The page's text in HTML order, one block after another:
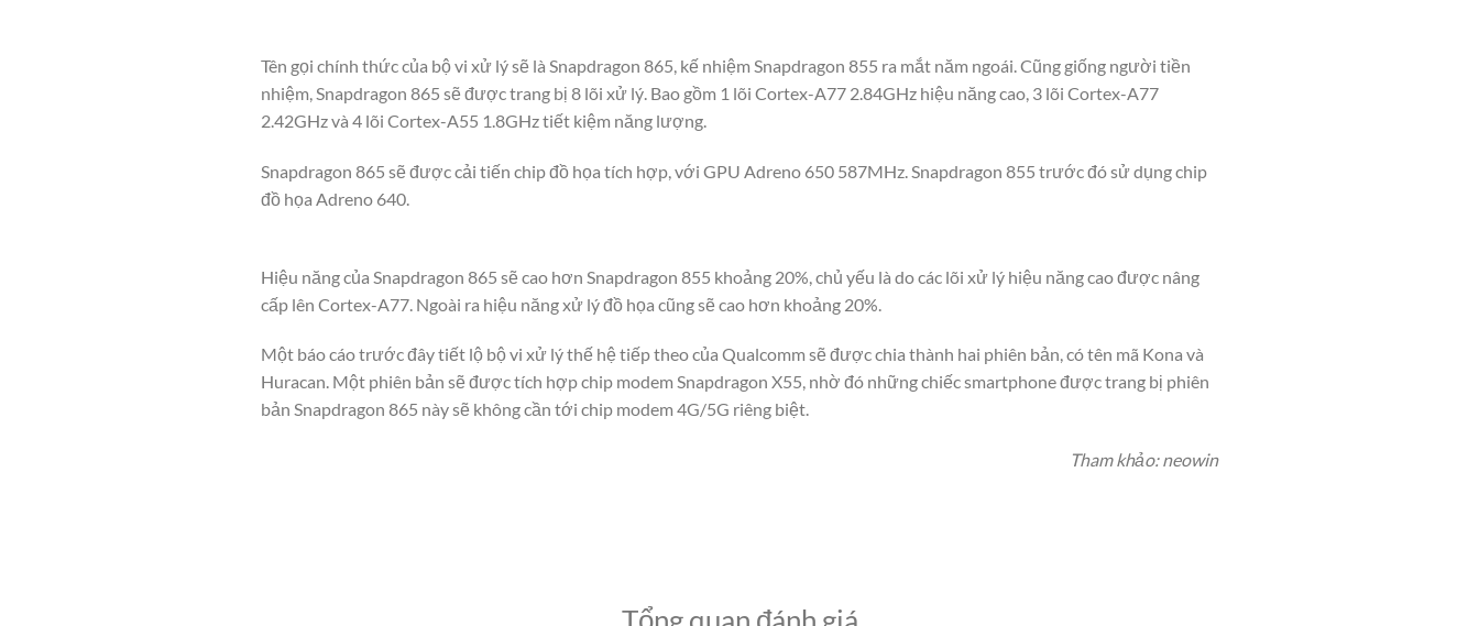
Tên gọi chính thức của bộ vi xử lý sẽ là Snapdragon 865, kế nhiệm Snapdragon 855 ra mắt năm ngoái. Cũng giống người tiền
nhiệm, Snapdragon 865 sẽ được trang bị 8 lõi xử lý. Bao gồm 1 lõi Cortex-A77 2.84GHz hiệu năng cao, 3 lõi Cortex-A77
2.42GHz và 4 lõi Cortex-A55 1.8GHz tiết kiệm năng lượng.
Snapdragon 865 sẽ được cải tiến chip đồ họa tích hợp, với GPU Adreno 650 587MHz. Snapdragon 855 trước đó sử dụng chip
đồ họa Adreno 640.
Hiệu năng của Snapdragon 865 sẽ cao hơn Snapdragon 855 khoảng 20%, chủ yếu là do các lõi xử lý hiệu năng cao được nâng
cấp lên Cortex-A77. Ngoài ra hiệu năng xử lý đồ họa cũng sẽ cao hơn khoảng 20%.
Một báo cáo trước đây tiết lộ bộ vi xử lý thế hệ tiếp theo của Qualcomm sẽ được chia thành hai phiên bản, có tên mã Kona và
Huracan. Một phiên bản sẽ được tích hợp chip modem Snapdragon X55, nhờ đó những chiếc smartphone được trang bị phiên
bản Snapdragon 865 này sẽ không cần tới chip modem 4G/5G riêng biệt.
Tham khảo: neowin
Tổng quan đánh giá